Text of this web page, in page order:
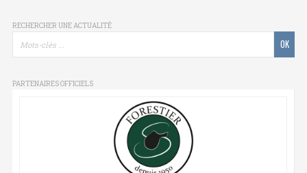
RECHERCHER UNE ACTUALITÉ
PARTENAIRES OFFICIELS